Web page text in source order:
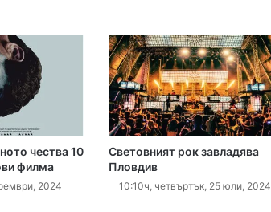
Искат постоянен арест за петимата обвинени за убийството на Младежкия хълм
75 фотографии разкриват магията на Индонезия в безплатна изложба в Пловдив
чества 10
филма
2024
Световният рок завладява
Пловдив
10:10ч, четвъртък, 25 юли, 2024